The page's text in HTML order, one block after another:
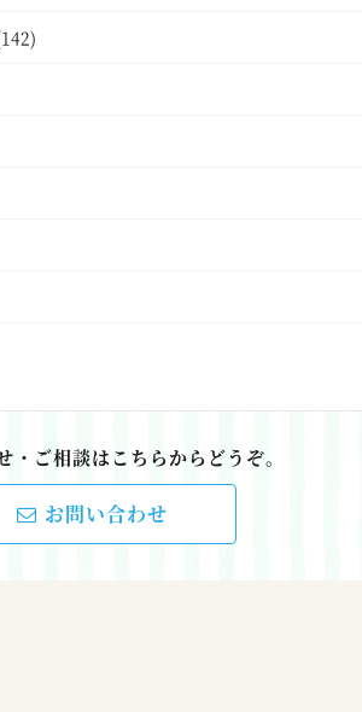
・ご相談はこちらからどうぞ。
お問い合わせ